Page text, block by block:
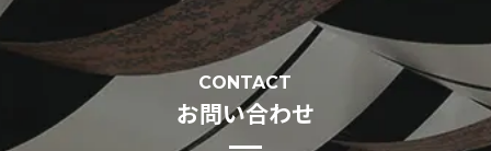
CONTACT
お問い合わせ